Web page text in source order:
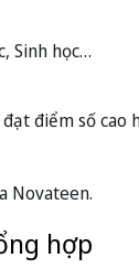
như “Đặc
sánh đặc
quy tắc…)